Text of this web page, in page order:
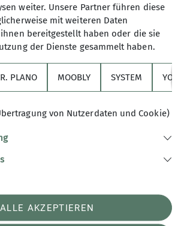
Alpenvereins e.V.
weiter. Unsere Partner führen diese
mit weiteren Daten
bereitgestellt haben oder die sie
der Dienste gesammelt haben.
PLANO MOOBLY SYSTEM
von Nutzerdaten und Cookie)
ALLE AKZEPTIEREN